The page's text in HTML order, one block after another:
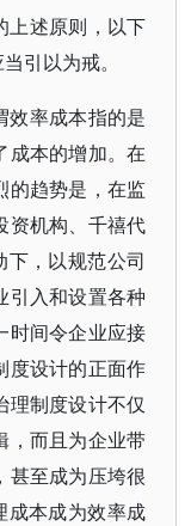
上述原则，以下
引以为戒。
效率成本指的是
成本的增加。在
的趋势是，在监
资机构、千禧代
下，以规范公司
引入和设置各种
时间令企业应接
度设计的正面作
理制度设计不仅
，而且为企业带
甚至成为压垮很
成本成为效率成